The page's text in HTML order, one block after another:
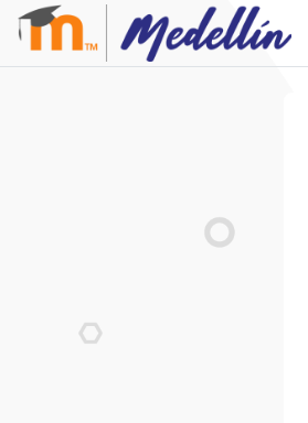
Salta al contenido principal